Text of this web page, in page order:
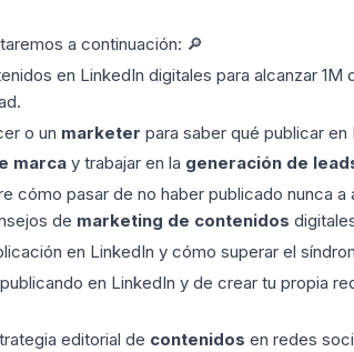
a continuación: 🔎
en LinkedIn digitales para alcanzar 1M
o un marketer para saber qué publicar en
marcay trabajar en la generación de
cómo pasar de no haber publicado nunca a
de marketing de contenidos
en LinkedIn y cómo superar el
publicando en LinkedIn y de crear tu propia
editorial de contenidos en redes